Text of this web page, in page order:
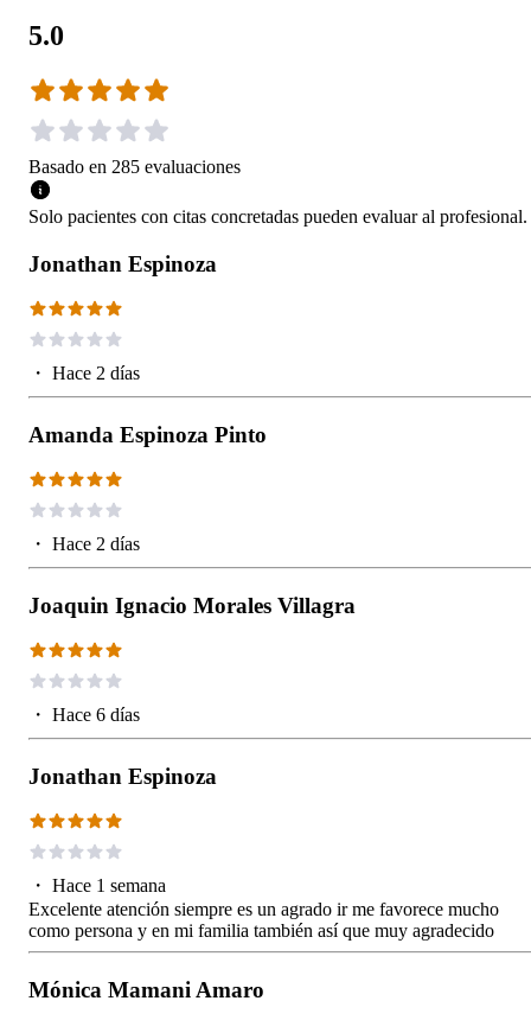
5.0
Basado en 285 evaluaciones
Solo pacientes con citas concretadas pueden evaluar al profesional.
Jonathan Espinoza
・ Hace 2 días
Amanda Espinoza Pinto
・ Hace 2 días
Joaquin Ignacio Morales Villagra
・ Hace 6 días
Jonathan Espinoza
・ Hace 1 semana
Excelente atención siempre es un agrado ir me favorece mucho
como persona y en mi familia también así que muy agradecido
Mónica Mamani Amaro